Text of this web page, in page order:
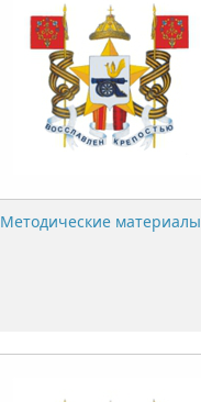
Методические материалы